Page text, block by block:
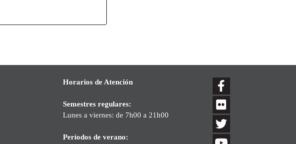
Horarios de Atención
Semestres regulares:
Lunes a viernes: de 7h00 a 21h00
Períodos de verano: